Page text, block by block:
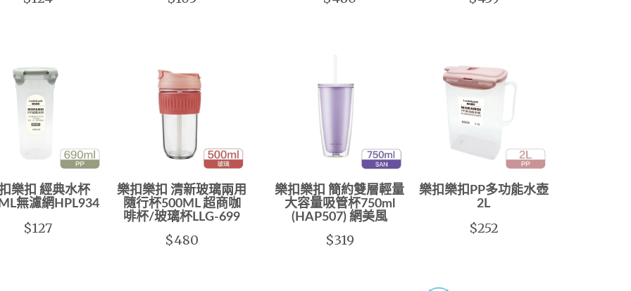
樂扣 經典水杯
無濾網HPL934
$127
樂扣樂扣 清新玻璃兩用
隨行杯500ML 超商咖
啡杯/玻璃杯LLG-699
$480
樂扣樂扣 簡約雙層輕量
大容量吸管杯750ml
(HAP507) 網美風
$319
樂扣樂扣PP多功能水壺
2L
$252